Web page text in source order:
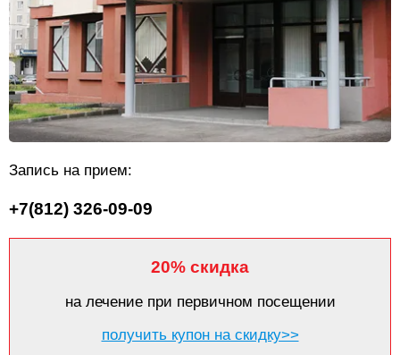
Запись на прием:
+7(812) 326-09-09
20% скидка
на лечение при первичном посещении
получить купон на скидку>>